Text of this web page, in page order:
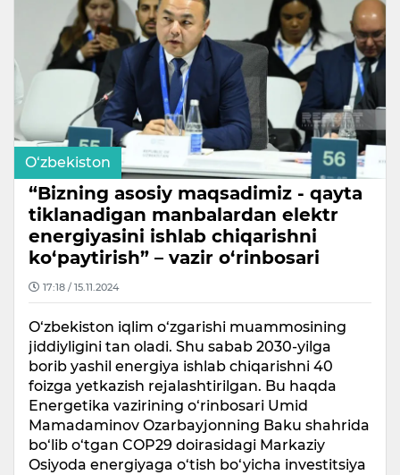
O‘zbekiston
“Bizning asosiy maqsadimiz - qayta
tiklanadigan manbalardan elektr
energiyasini ishlab chiqarishni
ko‘paytirish” – vazir o‘rinbosari
17:18 / 15.11.2024
O‘zbekiston iqlim o‘zgarishi muammosining
jiddiyligini tan oladi. Shu sabab 2030-yilga
borib yashil energiya ishlab chiqarishni 40
foizga yetkazish rejalashtirilgan. Bu haqda
Energetika vazirining o‘rinbosari Umid
Mamadaminov Ozarbayjonning Baku shahrida
bo‘lib o‘tgan COP29 doirasidagi Markaziy
Osiyoda energiyaga o‘tish bo‘yicha investitsiya